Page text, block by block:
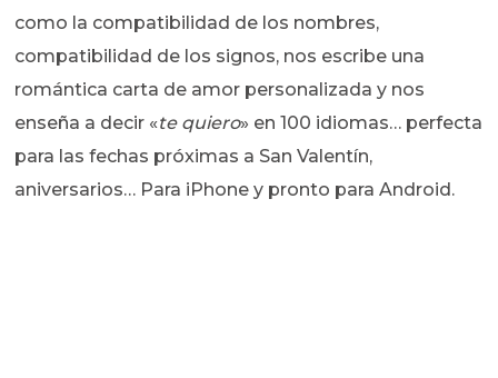
como la compatibilidad de los nombres,
compatibilidad de los signos, nos escribe una
romántica carta de amor personalizada y nos
enseña a decir «te quiero» en 100 idiomas… perfecta
para las fechas próximas a San Valentín,
aniversarios… Para iPhone y pronto para Android.